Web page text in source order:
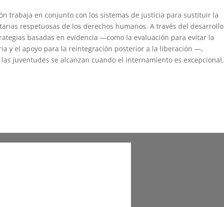
trabaja en conjunto con los sistemas de justicia para sustituir la
respetuosas de los derechos humanos. A través del desarrollo
basadas en evidencia —como la evaluación para evitar la
y el apoyo para la reintegración posterior a la liberación —,
juventudes se alcanzan cuando el internamiento es excepcional,